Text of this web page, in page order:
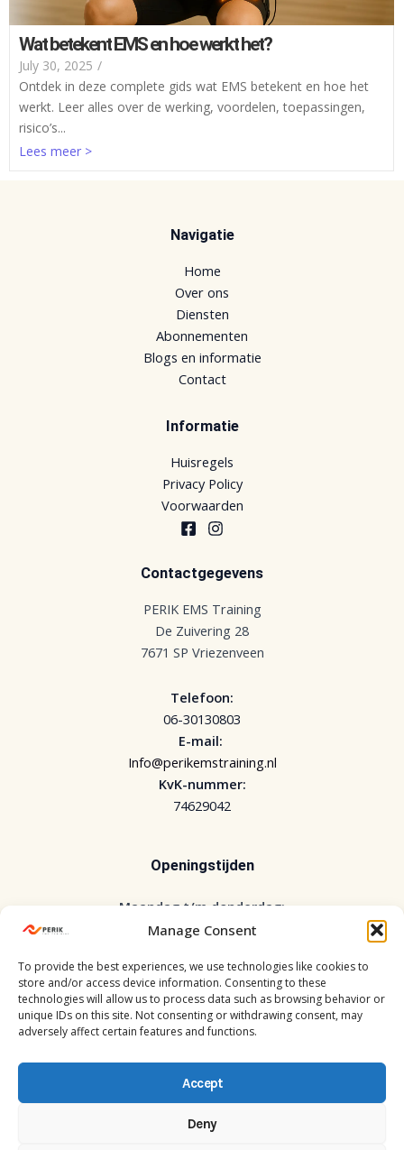
Manage Consent
To provide the best experiences, we use technologies like cookies to
store and/or access device information. Consenting to these
technologies will allow us to process data such as browsing behavior or
unique IDs on this site. Not consenting or withdrawing consent, may
adversely affect certain features and functions.
Accept
Deny
Wat betekent EMS en hoe werkt het?​
July 30, 2025 /
Ontdek in deze complete gids wat EMS betekent en hoe het
werkt. Leer alles over de werking, voordelen, toepassingen,
risico’s...
Lees meer >
Navigatie
Home
Over ons
Diensten
Abonnementen
Blogs en informatie
Contact
Informatie
Huisregels
Privacy Policy
Voorwaarden
Contactgegevens
PERIK EMS Training
De Zuivering 28
7671 SP Vriezenveen
Telefoon:
06-30130803
E-mail:
Info@perikemstraining.nl
KvK-nummer:
74629042
Openingstijden
Maandag t/m donderdag:
7:30-12:00 / 15:00-20:30
7:30-12:00 / 14:00-18:00
Zaterdag:
8:30-11:30